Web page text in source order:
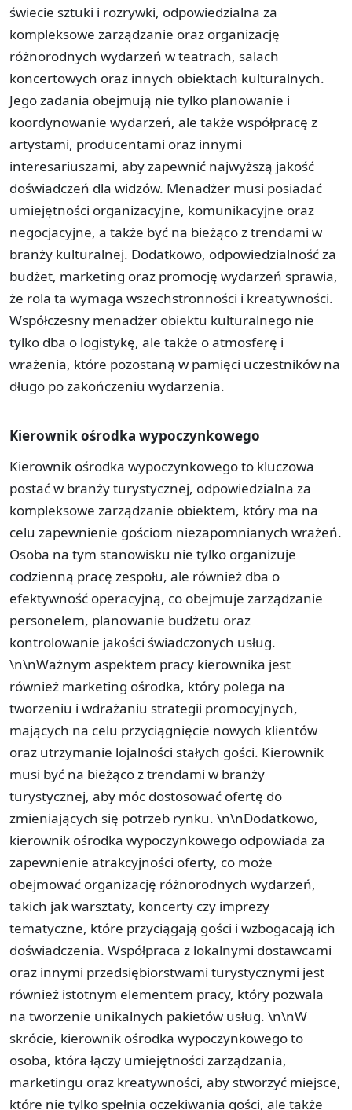
świecie sztuki i rozrywki, odpowiedzialna za
kompleksowe zarządzanie oraz organizację
różnorodnych wydarzeń w teatrach, salach
koncertowych oraz innych obiektach kulturalnych.
Jego zadania obejmują nie tylko planowanie i
koordynowanie wydarzeń, ale także współpracę z
artystami, producentami oraz innymi
interesariuszami, aby zapewnić najwyższą jakość
doświadczeń dla widzów. Menadżer musi posiadać
umiejętności organizacyjne, komunikacyjne oraz
negocjacyjne, a także być na bieżąco z trendami w
branży kulturalnej. Dodatkowo, odpowiedzialność za
budżet, marketing oraz promocję wydarzeń sprawia,
że rola ta wymaga wszechstronności i kreatywności.
Współczesny menadżer obiektu kulturalnego nie
tylko dba o logistykę, ale także o atmosferę i
wrażenia, które pozostaną w pamięci uczestników na
długo po zakończeniu wydarzenia.
Kierownik ośrodka wypoczynkowego
Kierownik ośrodka wypoczynkowego to kluczowa
postać w branży turystycznej, odpowiedzialna za
kompleksowe zarządzanie obiektem, który ma na
celu zapewnienie gościom niezapomnianych wrażeń.
Osoba na tym stanowisku nie tylko organizuje
codzienną pracę zespołu, ale również dba o
efektywność operacyjną, co obejmuje zarządzanie
personelem, planowanie budżetu oraz
kontrolowanie jakości świadczonych usług.
\n\nWażnym aspektem pracy kierownika jest
również marketing ośrodka, który polega na
tworzeniu i wdrażaniu strategii promocyjnych,
mających na celu przyciągnięcie nowych klientów
oraz utrzymanie lojalności stałych gości. Kierownik
musi być na bieżąco z trendami w branży
turystycznej, aby móc dostosować ofertę do
zmieniających się potrzeb rynku. \n\nDodatkowo,
kierownik ośrodka wypoczynkowego odpowiada za
zapewnienie atrakcyjności oferty, co może
obejmować organizację różnorodnych wydarzeń,
takich jak warsztaty, koncerty czy imprezy
tematyczne, które przyciągają gości i wzbogacają ich
doświadczenia. Współpraca z lokalnymi dostawcami
oraz innymi przedsiębiorstwami turystycznymi jest
również istotnym elementem pracy, który pozwala
na tworzenie unikalnych pakietów usług. \n\nW
skrócie, kierownik ośrodka wypoczynkowego to
osoba, która łączy umiejętności zarządzania,
marketingu oraz kreatywności, aby stworzyć miejsce,
które nie tylko spełnia oczekiwania gości, ale także